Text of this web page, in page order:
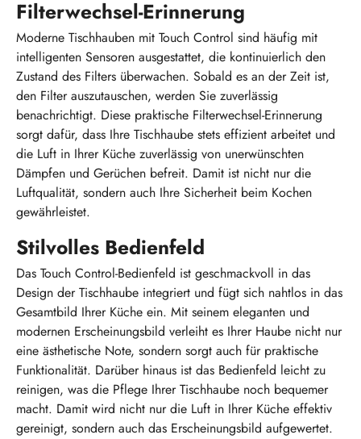
Filterwechsel-Erinnerung
Moderne Tischhauben mit Touch Control sind häufig mit
intelligenten Sensoren ausgestattet, die kontinuierlich den
Zustand des Filters überwachen. Sobald es an der Zeit ist,
den Filter auszutauschen, werden Sie zuverlässig
benachrichtigt. Diese praktische Filterwechsel-Erinnerung
sorgt dafür, dass Ihre Tischhaube stets effizient arbeitet und
die Luft in Ihrer Küche zuverlässig von unerwünschten
Dämpfen und Gerüchen befreit. Damit ist nicht nur die
Luftqualität, sondern auch Ihre Sicherheit beim Kochen
gewährleistet.
Stilvolles Bedienfeld
Das Touch Control-Bedienfeld ist geschmackvoll in das
Design der Tischhaube integriert und fügt sich nahtlos in das
Gesamtbild Ihrer Küche ein. Mit seinem eleganten und
modernen Erscheinungsbild verleiht es Ihrer Haube nicht nur
eine ästhetische Note, sondern sorgt auch für praktische
Funktionalität. Darüber hinaus ist das Bedienfeld leicht zu
reinigen, was die Pflege Ihrer Tischhaube noch bequemer
macht. Damit wird nicht nur die Luft in Ihrer Küche effektiv
gereinigt, sondern auch das Erscheinungsbild aufgewertet.